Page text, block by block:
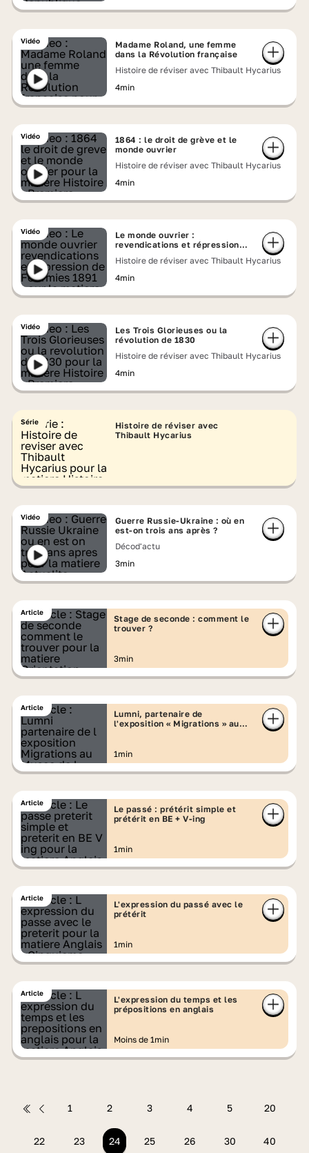
Vidéo
Madame Roland, une femme
dans la Révolution française
Histoire de réviser avec Thibault Hycarius
4min
Vidéo
1864 : le droit de grève et le
monde ouvrier
Histoire de réviser avec Thibault Hycarius
4min
Vidéo
Le monde ouvrier :
revendications et répression
Histoire de réviser avec Thibault Hycarius
4min
Vidéo
Les Trois Glorieuses ou la
révolution de 1830
Histoire de réviser avec Thibault Hycarius
4min
Série
Histoire de réviser avec
Thibault Hycarius
Vidéo
Guerre Russie-Ukraine : où en
est-on trois ans après ?
Décod'actu
3min
Article
Stage de seconde : comment le
trouver ?
3min
Article
Lumni, partenaire de
l'exposition « Migrations » au
1min
Article
Le passé : prétérit simple et
prétérit en BE + V-ing
1min
Article
L'expression du passé avec le
prétérit
1min
Article
L'expression du temps et les
prépositions en anglais
Moins de 1min
1 2 3 4 5 20
22 23 24 25 26 30 40